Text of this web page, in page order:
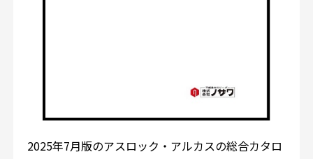
2025年7月版のアスロック・アルカスの総合カタロ